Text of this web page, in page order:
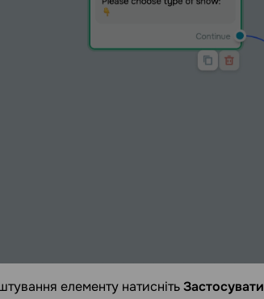
елементу натиснітьЗастосувати